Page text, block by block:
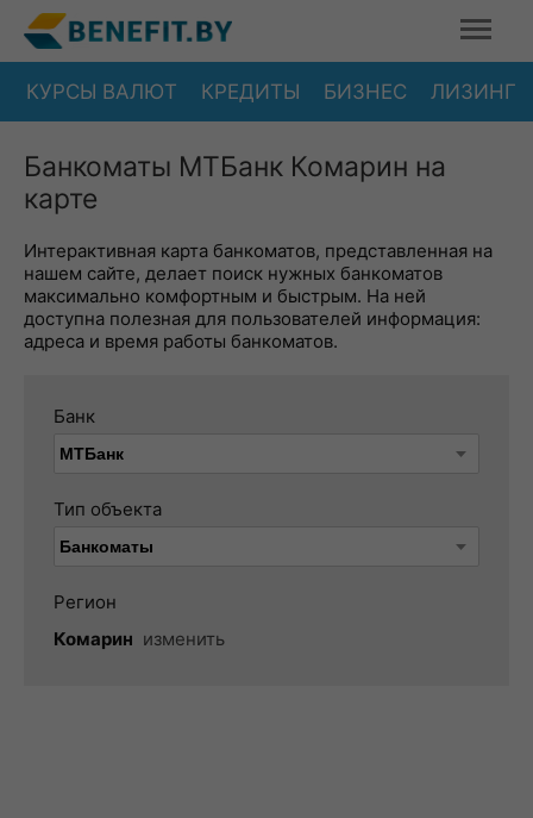
КУРСЫ ВАЛЮТ КРЕДИТЫ БИЗНЕС ЛИЗИНГ
Банкоматы МТБанк Комарин на
карте
Интерактивная карта банкоматов, представленная на
нашем сайте, делает поиск нужных банкоматов
максимально комфортным и быстрым. На ней
доступна полезная для пользователей информация:
адреса и время работы банкоматов.
Банк
Тип объекта
Регион
Комарин изменить